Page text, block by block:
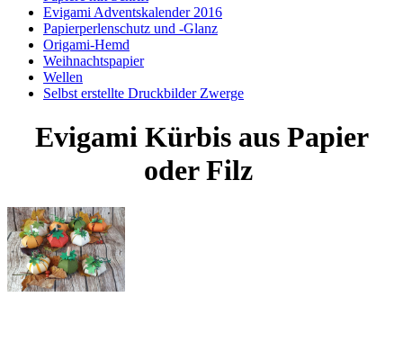
Evigami Adventskalender 2016
Papierperlenschutz und -Glanz
Origami-Hemd
Weihnachtspapier
Wellen
Selbst erstellte Druckbilder Zwerge
Evigami Kürbis aus Papier
oder Filz